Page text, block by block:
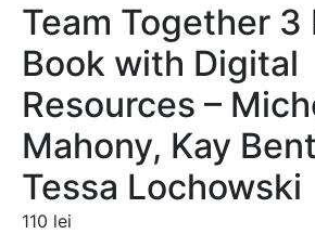
Team Together 3
Book with Digital
Resources –
Mahony, Kay
Tessa Lochowski
110 lei